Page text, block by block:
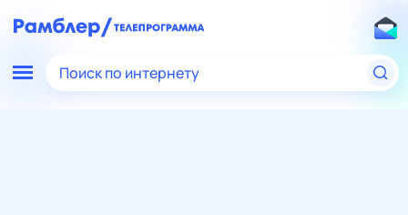
Поиск по интернету